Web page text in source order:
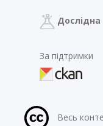
Дослідна
За підтримки
Весь